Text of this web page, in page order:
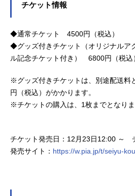
チケット情報
◆通常チケット 4500円（税込）
◆グッズ付きチケット（オリジナルア
ル記念チケット付き） 6800円（税込
※グッズ付きチケットは、別途配送料
円（税込）がかかります。
※チケットの購入は、1枚までとなりま
チケット発売日：12月23日12:00 ～
発売サイト： https://w.pia.jp/t/seiyu-